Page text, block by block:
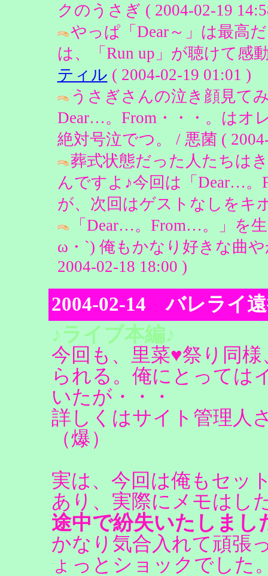
クのうさぎ ( 2004-02-19
やっぱ「Dear～」は最高
は、「Run up」が聴けて感
ティル ( 2004-02-19 01:01 )
うさぎさんの泣き顔見て
Dear…。From・・・。はオ
絶対号泣でつ。 / 悪菌 (
葬式状態だった人たちは
んですよ♪今回は「Dear…
が、次回はゲストなしをキ
「Dear…。From…。」を
ω・`) 俺もかなり好きな曲
2004-02-18 18:00 )
2004-02-14 バレライ
♪ライブ本編♪
今回も、里菜♥祭り同
られる。俺にとっては
いたが・・・
詳しくはサイト管理人
（爆）
実は、今回は俺もセッ
あり、実際にメモはし
途中で紛失いたしまし
かなり気合入れて頑張
ょっとショックでした